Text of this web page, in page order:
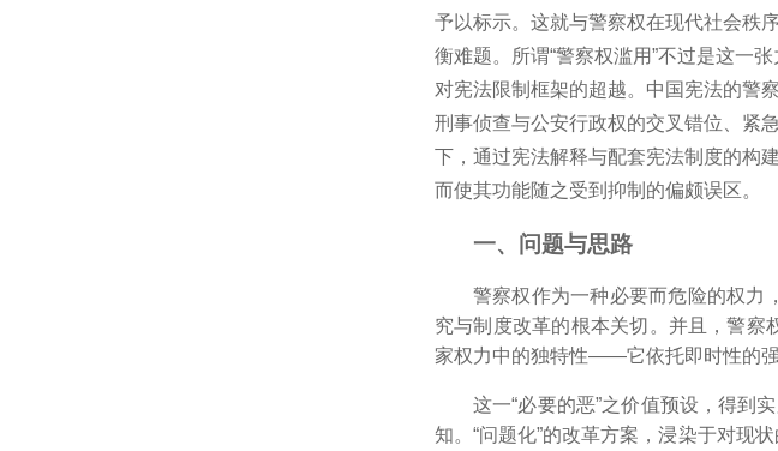
予以标示。这就与警察权在现代社会秩
衡难题。所谓“警察权滥用”不过是这一
对宪法限制框架的超越。中国宪法的警
刑事侦查与公安行政权的交叉错位、紧
下，通过宪法解释与配套宪法制度的构
而使其功能随之受到抑制的偏颇误区。
一、问题与思路
警察权作为一种必要而危险的权力
究与制度改革的根本关切。并且，警察
家权力中的独特性――它依托即时性的强
这一“必要的恶”之价值预设，得到
知。“问题化”的改革方案，浸染于对现